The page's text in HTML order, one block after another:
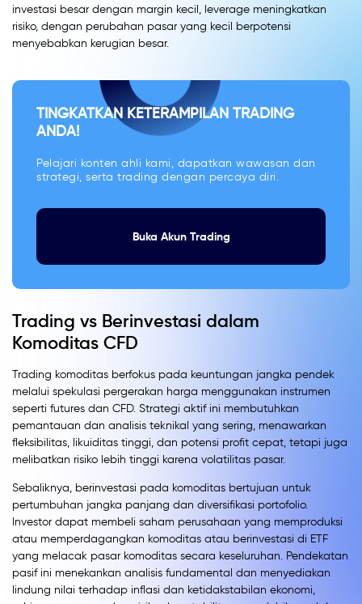
investasi besar dengan margin kecil, leverage meningkatkan
risiko, dengan perubahan pasar yang kecil berpotensi
menyebabkan kerugian besar.
TINGKATKAN KETERAMPILAN TRADING
ANDA!
Pelajari konten ahli kami, dapatkan wawasan dan
strategi, serta trading dengan percaya diri.
Buka Akun Trading
Trading vs Berinvestasi dalam
Komoditas CFD
Trading komoditas berfokus pada keuntungan jangka pendek
melalui spekulasi pergerakan harga menggunakan instrumen
seperti futures dan CFD. Strategi aktif ini membutuhkan
pemantauan dan analisis teknikal yang sering, menawarkan
fleksibilitas, likuiditas tinggi, dan potensi profit cepat, tetapi juga
melibatkan risiko lebih tinggi karena volatilitas pasar.
Sebaliknya, berinvestasi pada komoditas bertujuan untuk
pertumbuhan jangka panjang dan diversifikasi portofolio.
Investor dapat membeli saham perusahaan yang memproduksi
atau memperdagangkan komoditas atau berinvestasi di ETF
yang melacak pasar komoditas secara keseluruhan. Pendekatan
pasif ini menekankan analisis fundamental dan menyediakan
lindung nilai terhadap inflasi dan ketidakstabilan ekonomi,